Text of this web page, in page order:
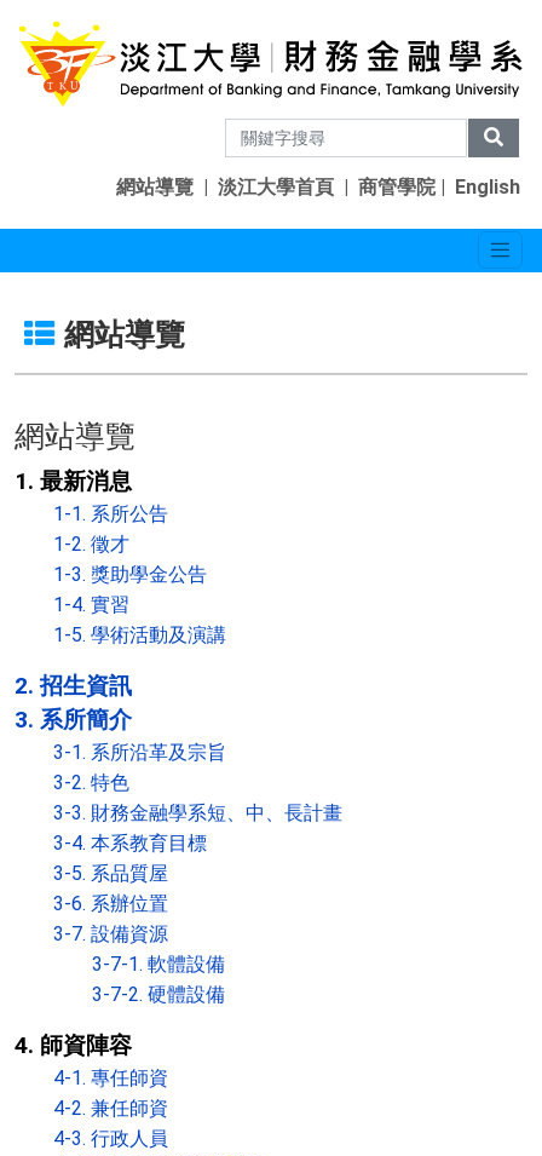
網站導覽 | 淡江大學首頁 | 商管學院| English
網站導覽
網站導覽
1. 最新消息
1-1. 系所公告
1-2. 徵才
1-3. 獎助學金公告
1-4. 實習
1-5. 學術活動及演講
2. 招生資訊
3. 系所簡介
3-1. 系所沿革及宗旨
3-2. 特色
3-3. 財務金融學系短、中、長計畫
3-4. 本系教育目標
3-5. 系品質屋
3-6. 系辦位置
3-7. 設備資源
3-7-1. 軟體設備
3-7-2. 硬體設備
4. 師資陣容
4-1. 專任師資
4-2. 兼任師資
4-3. 行政人員